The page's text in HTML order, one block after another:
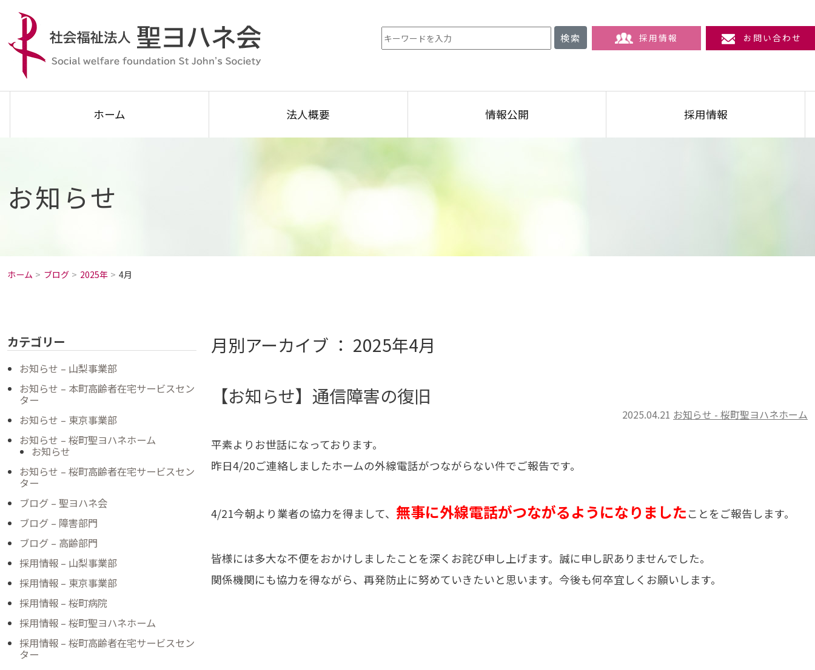
検索 採用情報 お問い合わせ
ホーム 法人概要 情報公開 採用情報
お知らせ
ホーム ブログ 2025年 4月
月別アーカイブ ： 2025年4月
【お知らせ】通信障害の復旧
2025.04.21 お知らせ - 桜町聖ヨハネホーム
平素よりお世話になっております。
昨日4/20ご連絡しましたホームの外線電話がつながらない件でご報告です。
4/21今朝より業者の協力を得まして、 無事に外線電話がつながるようになりました ことをご報告します。
皆様には多大な不便をおかけしましたことを深くお詫び申し上げます。誠に申し訳ありませんでした。
関係機関にも協力を得ながら、再発防止に努めていきたいと思います。今後も何卒宜しくお願いします。
カテゴリー
お知らせ – 山梨事業部
お知らせ – 本町高齢者在宅サービスセン
ター
お知らせ – 東京事業部
お知らせ – 桜町聖ヨハネホーム
お知らせ
お知らせ – 桜町高齢者在宅サービスセン
ター
ブログ – 聖ヨハネ会
ブログ – 障害部門
ブログ – 高齢部門
採用情報 – 山梨事業部
採用情報 – 東京事業部
採用情報 – 桜町病院
採用情報 – 桜町聖ヨハネホーム
採用情報 – 桜町高齢者在宅サービスセン
ター